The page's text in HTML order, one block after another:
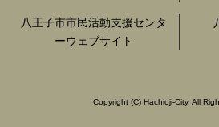
八王子市市民活動支援センタ
ーウェブサイト
Copyright (C) Hachioji-City. All